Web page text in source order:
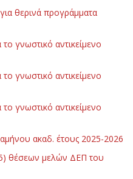
θερινά προγράμματα
γνωστικό αντικείμενο
γνωστικό αντικείμενο
γνωστικό αντικείμενο
ακαδ. έτους 2025-2026
θέσεων μελών ΔΕΠ του